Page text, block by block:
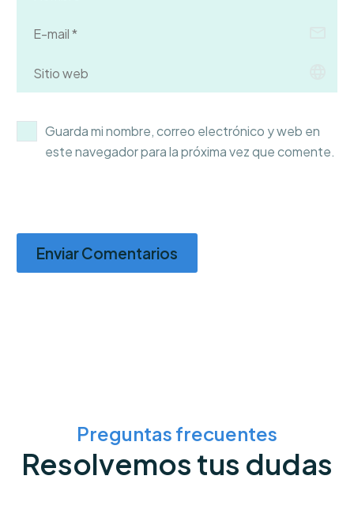
Guarda mi nombre, correo electrónico y web en
este navegador para la próxima vez que comente.
Enviar Comentarios
Preguntas frecuentes
Resolvemos tus dudas